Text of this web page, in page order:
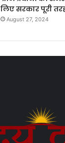
लिए सरकार पूरी
August 27, 2024